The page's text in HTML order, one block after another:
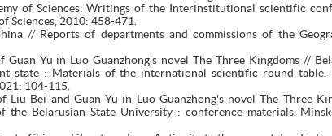
of Sciences: Writings of the Interinstitutional scientific
Sciences, 2010: 458-471.
// Reports of departments and commissions of the
Yu in Luo Guanzhong's novel The Three Kingdoms //
state : Materials of the international scientific round table.
104-115.
Liu Bei and Guan Yu in Luo Guanzhong's novel The Three
the Belarusian State University : conference materials.